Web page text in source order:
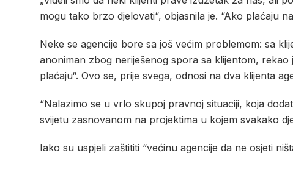
mogu tako brzo djelovati“, objasnila je. “Ako plaćaju
Neke se agencije bore sa još većim problemom: sa
anoniman zbog neriješenog spora sa klijentom,
plaćaju“. Ovo se, prije svega, odnosi na dva klijenta
“Nalazimo se u vrlo skupoj pravnoj situaciji, koja
svijetu zasnovanom na projektima u kojem svakako
Iako su uspjeli zaštititi “većinu agencije da ne osjeti